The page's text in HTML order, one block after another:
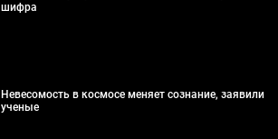
шифра
Невесомость в космосе меняет сознание, заявили
ученые